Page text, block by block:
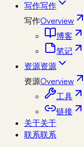
写作写作
写作Overview
博客
笔记
资源资源
资源Overview
工具
链接
关于关于
联系联系